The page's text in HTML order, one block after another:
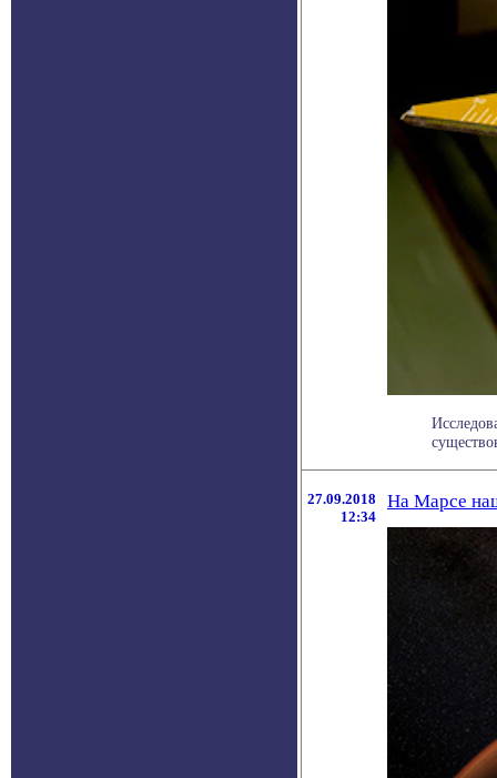
27.09.2018
12:34
На Марсе